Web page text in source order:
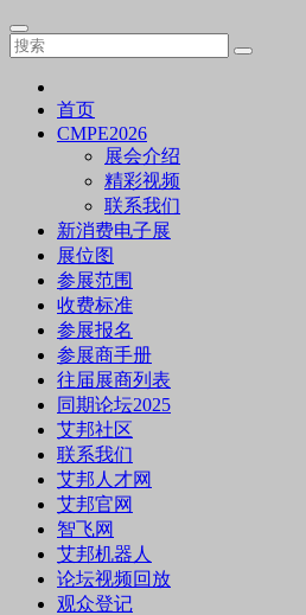
首页
CMPE2026
展会介绍
精彩视频
联系我们
新消费电子展
展位图
参展范围
收费标准
参展报名
参展商手册
往届展商列表
同期论坛2025
艾邦社区
联系我们
艾邦人才网
艾邦官网
智飞网
艾邦机器人
论坛视频回放
观众登记